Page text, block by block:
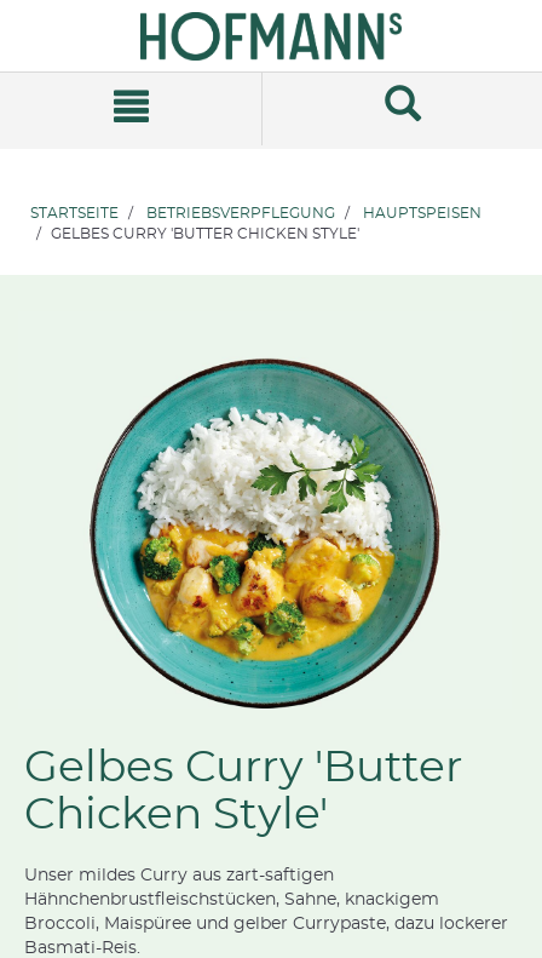
Navigationsmenü
STARTSEITE BETRIEBSVERPFLEGUNG
HAUPTSPEISEN
GELBES CURRY 'BUTTER CHICKEN STYLE'
Gelbes Curry 'Butter
Chicken Style'
Unser mildes Curry aus zart-saftigen
Hähnchenbrustfleischstücken, Sahne, knackigem
Broccoli, Maispüree und gelber Currypaste, dazu lockerer
Basmati-Reis.